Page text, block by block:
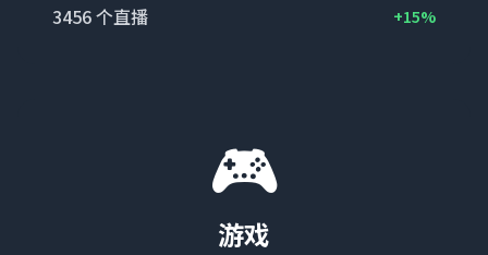
3456个直播 +15%
🎮
游戏